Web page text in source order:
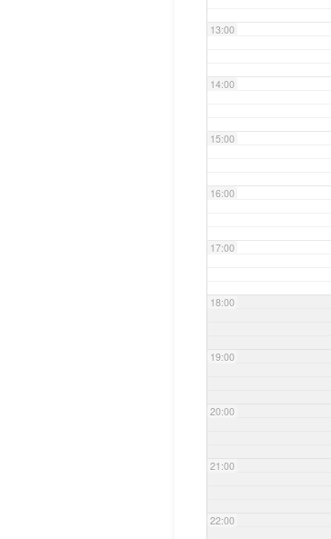
13:00
14:00
15:00
16:00
17:00
18:00
19:00
20:00
21:00
22:00